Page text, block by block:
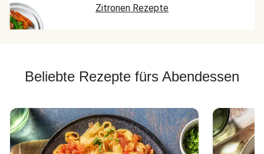
Zitronen Rezepte
Beliebte Rezepte fürs Abendessen